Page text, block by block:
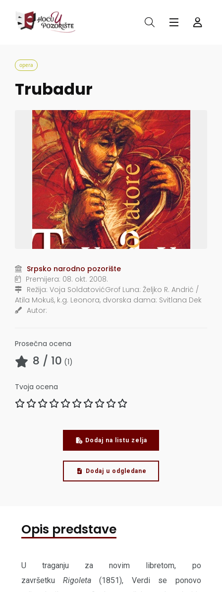
opera
Trubadur
Srpsko narodno pozorište
Premijera: 08. okt. 2008.
Režija: Voja SoldatovićGrof Luna: Željko R. Andrić /
Atila Mokuš, k.g. Leonora, dvorska dama: Svitlana Dek
Autor:
Prosečna ocena
8 / 10 (1)
Tvoja ocena
Dodaj na listu zelja
Dodaj u odgledane
Opis predstave
U traganju za novim libretom, po
završetku Rigoleta(1851), Verdi se ponovo